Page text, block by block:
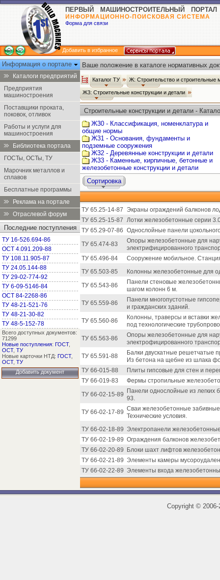
ПЕРВЫЙ МАШИНОСТРОИТЕЛЬНЫЙ ПОРТАЛ
ИНФОРМАЦИОННО-ПОИСКОВАЯ СИСТЕМА
Форма для связи
Добавить в избранное
Информация о портале
Каталоги предприятий
Предприятия
машиностроения
Поставщики проката,
поковок, отливок
Работы и услуги для
машиностроения
Библиотека портала
ГОСТы, ОСТы, ТУ
Марочник металлов и
сплавов
Бесплатные программы
Реклама на портале
Отраслевой форум
Последние поступления
ТУ 16-526.694-86
ОСТ 4.091.209-88
ТУ 108.11.905-87
ТУ 24.05.144-88
ТУ 29-02-774-92
ТУ 6-09-5146-84
ОСТ 84-2268-86
ТУ 48-21-521-76
ТУ 48-21-30-82
ТУ 48-5-152-78
Всего доступных документов:
71299
Новые поступления: ГОСТ,
ОСТ, ТУ
Новые карточки НТД: ГОСТ,
ОСТ, ТУ
Добавить документ
Ваше положение в каталоге нормативных
Каталог ТУ Ж: Строительство и строительные
Ж3: Строительные конструкции и детали
Строительные конструкции и детали -
Ж30 - Классификация, номенклатура и
общие нормы
Ж31 - Основания, фундаменты и
подземные сооружения
Ж32 - Деревянные конструкции и детали
Ж33 - Каменные, кирпичные, бетонные и
железобетонные конструкции и детали
Сортировка
ТУ 65.25-14-87
Экраны ограждений балконов
ТУ 65.25-15-87 Лотки железобетонные серии
ТУ 65.29-07-86 Однослойные панели
ТУ 65.474-83
Опоры железобетонные для
электрифицированного
ТУ 65.496-84
Сооружение мобильное.
ТУ 65.503-85
Колонны железобетонные для
ТУ 65.543-86
Панели стеновые
шагом колонн 6 м.
ТУ 65.559-86
Панели многопустотные
и гражданских зданий.
ТУ 65.560-86
Колонны, траверсы и вставки
под технологические
ТУ 65.563-86
Опоры железобетонные для
электрофицированного
ТУ 65.591-88
Балки двускатные решетчатые
Из бетона на щебне из шлака
ТУ 66-015-88
Плиты гипсовые для стен и
ТУ 66-019-83
Фермы стропильные
ТУ 66-02-15-89
Панели однослойные из легких
93.
ТУ 66-02-17-89 Сваи железобетонные забивные
Технические условия.
ТУ 66-02-18-89 Электропанели
ТУ 66-02-19-89 Ограждения балконов
ТУ 66-02-20-89
Блоки шахт лифтов
ТУ 66-02-21-89 Элементы камеры
ТУ 66-02-22-89 Элементы входа
Copyright ©